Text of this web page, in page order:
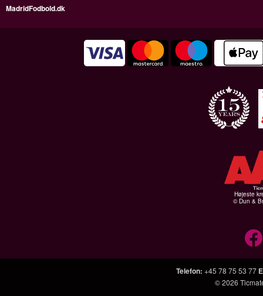
MadridFodbold.dk
Højeste
© Dun &
Telefon: +45 78 75 53 77
© 2026